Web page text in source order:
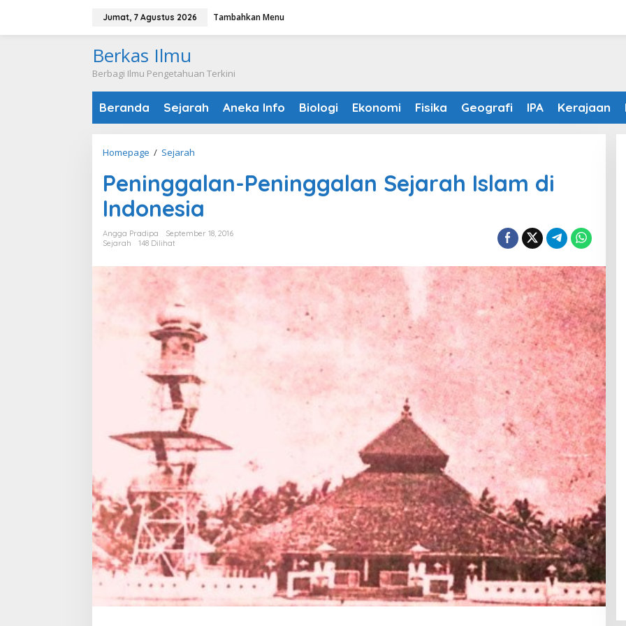
konten
Jumat, 7 Agustus 2026 Tambahkan Menu
Berkas Ilmu
Berbagi Ilmu Pengetahuan Terkini
Beranda Sejarah Aneka Info Biologi Ekonomi Fisika Geografi IPA Kerajaan
Homepage / Sejarah
Sejarah
di
Indonesia
Peninggalan-Peninggalan Sejarah Islam di
Indonesia
Angga Pradipa
September 18, 2016
Sejarah
148 Dilihat